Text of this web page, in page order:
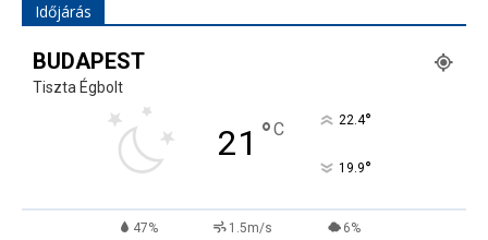
Időjárás
BUDAPEST
Tiszta Égbolt
21 °C 22.4°
19.9°
47% 1.5m/s 6%